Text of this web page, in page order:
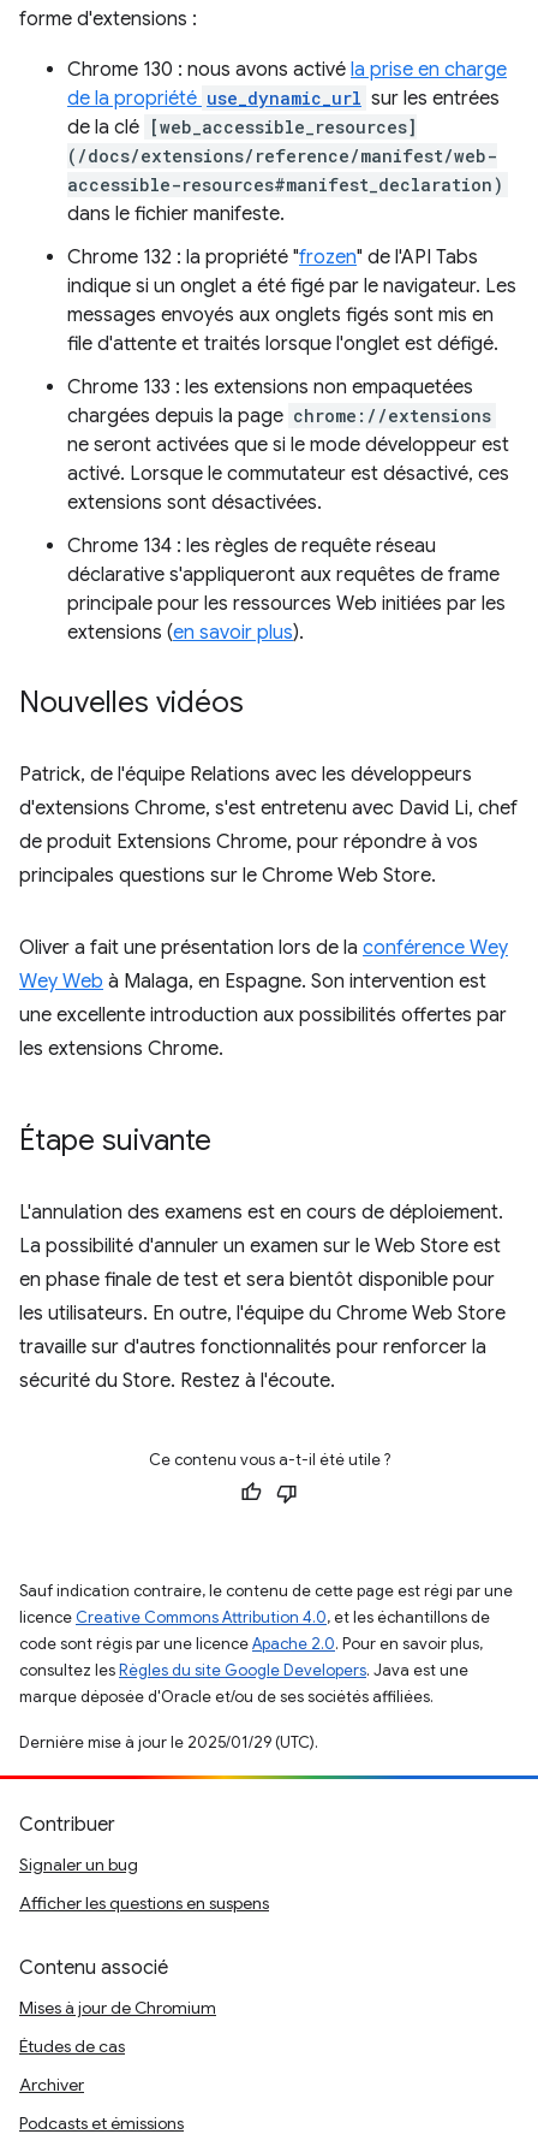
forme d'extensions :
Chrome 130 : nous avons activé la prise en charge
de la propriété use_dynamic_url sur les entrées
de la clé [web_accessible_resources]
(/docs/extensions/reference/manifest/web-
accessible-resources#manifest_declaration)
dans le fichier manifeste.
Chrome 132 : la propriété "frozen" de l'API Tabs
indique si un onglet a été figé par le navigateur. Les
messages envoyés aux onglets figés sont mis en
file d'attente et traités lorsque l'onglet est défigé.
Chrome 133 : les extensions non empaquetées
chargées depuis la page chrome://extensions
ne seront activées que si le mode développeur est
activé. Lorsque le commutateur est désactivé, ces
extensions sont désactivées.
Chrome 134 : les règles de requête réseau
déclarative s'appliqueront aux requêtes de frame
principale pour les ressources Web initiées par les
extensions (en savoir plus).
Nouvelles vidéos
Patrick, de l'équipe Relations avec les développeurs
d'extensions Chrome, s'est entretenu avec David Li, chef
de produit Extensions Chrome, pour répondre à vos
principales questions sur le Chrome Web Store.
Oliver a fait une présentation lors de la conférence Wey
Wey Web à Malaga, en Espagne. Son intervention est
une excellente introduction aux possibilités offertes par
les extensions Chrome.
Étape suivante
L'annulation des examens est en cours de déploiement.
La possibilité d'annuler un examen sur le Web Store est
en phase finale de test et sera bientôt disponible pour
les utilisateurs. En outre, l'équipe du Chrome Web Store
travaille sur d'autres fonctionnalités pour renforcer la
sécurité du Store. Restez à l'écoute.
Ce contenu vous a-t-il été utile ?
Sauf indication contraire, le contenu de cette page est régi par une
licence Creative Commons Attribution 4.0, et les échantillons de
code sont régis par une licenceApache 2.0. Pour en savoir plus,
consultez lesRègles du site Google Developers. Java est une
marque déposée d'Oracle et/ou de ses sociétés affiliées.
Dernière mise à jour le 2025/01/29 (UTC).
Contribuer
Signaler un bug
Afficher les questions en suspens
Contenu associé
Mises à jour de Chromium
Études de cas
Archiver
Podcasts et émissions